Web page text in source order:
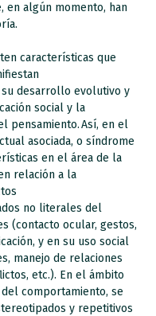
en algún momento, han
características que
desarrollo evolutivo y
social y la
pensamiento. Así, en el
asociada, o síndrome
en el área de la
relación a la
no literales del
(contacto ocular, gestos,
y en su uso social
manejo de relaciones
etc.). En el ámbito
comportamiento, se
y repetitivos